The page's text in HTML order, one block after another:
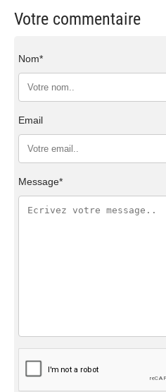
Votre commentaire
Nom*
Email
Message*